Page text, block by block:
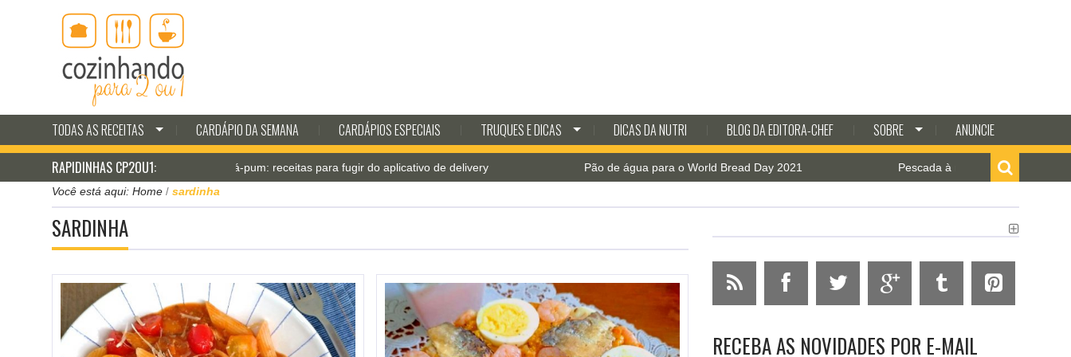
TODAS AS RECEITAS CARDÁPIO DA SEMANA CARDÁPIOS ESPECIAIS TRUQUES E DICAS DICAS DA NUTRI BLOG DA EDITORA-CHEF SOBRE
ANUNCIE
RAPIDINHAS CP2OU1:Jantar pá-pum: receitas para fugir do aplicativo de delivery Pão de água para o World Bread Day 2021
Pescada à milanesa com molho de camarão
Você está aqui: Home / sardinha
SARDINHA
RECEBA AS NOVIDADES POR E-MAIL